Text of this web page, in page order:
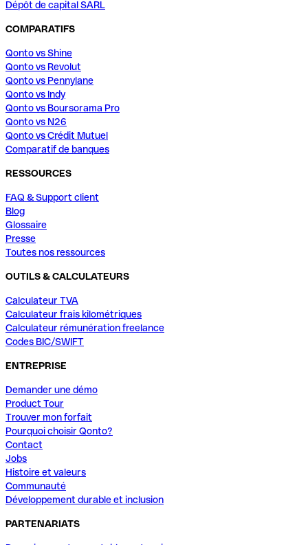
Dépôt de capital SARL
COMPARATIFS
Qonto vs Shine
Qonto vs Revolut
Qonto vs Pennylane
Qonto vs Indy
Qonto vs Boursorama Pro
Qonto vs N26
Qonto vs Crédit Mutuel
Comparatif de banques
RESSOURCES
FAQ & Support client
Blog
Glossaire
Presse
Toutes nos ressources
OUTILS & CALCULATEURS
Calculateur TVA
Calculateur frais kilométriques
Calculateur rémunération freelance
Codes BIC/SWIFT
ENTREPRISE
Demander une démo
Product Tour
Trouver mon forfait
Pourquoi choisir Qonto?
Contact
Jobs
Histoire et valeurs
Communauté
Développement durable et inclusion
PARTENARIATS